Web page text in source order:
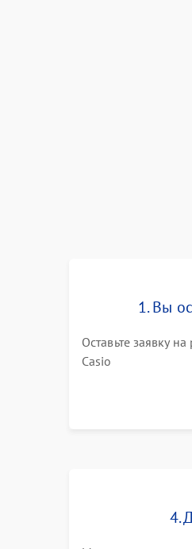
1. Вы
Оставьте заявку
Casio
4.